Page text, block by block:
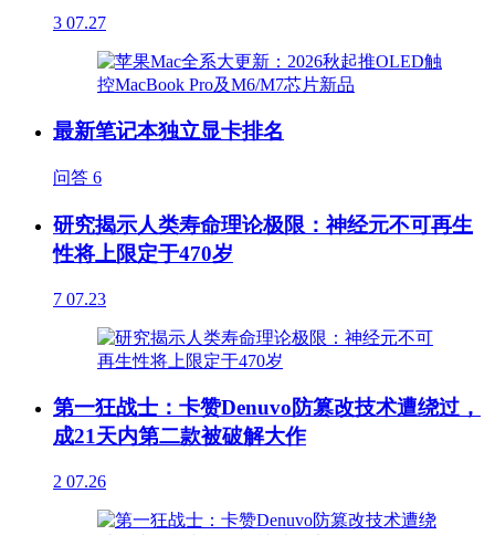
3 07.27
最新笔记本独立显卡排名
问答 6
研究揭示人类寿命理论极限：神经元不可再生
性将上限定于470岁
7 07.23
第一狂战士：卡赞Denuvo防篡改技术遭绕过，
成21天内第二款被破解大作
2 07.26